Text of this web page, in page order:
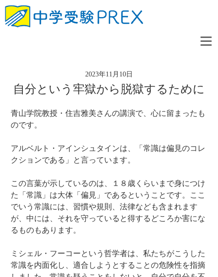
2023年11月10日
自分という牢獄から脱獄するために
青山学院教授・住吉雅美さんの講演で、心に留まったも
のです。
アルベルト・アインシュタインは、「常識は偏見のコレ
クションである」と言っています。
この言葉が示しているのは、１８歳くらいまで身につけ
た「常識」は大体「偏見」であるということです。ここ
でいう常識には、習慣や規則、法律なども含まれます
が、中には、それを守っていると得するどころか害にな
るものもあります。
ミシェル・フーコーという哲学者は、私たちがこうした
常識を内面化し、適合しようとすることの危険性を指摘